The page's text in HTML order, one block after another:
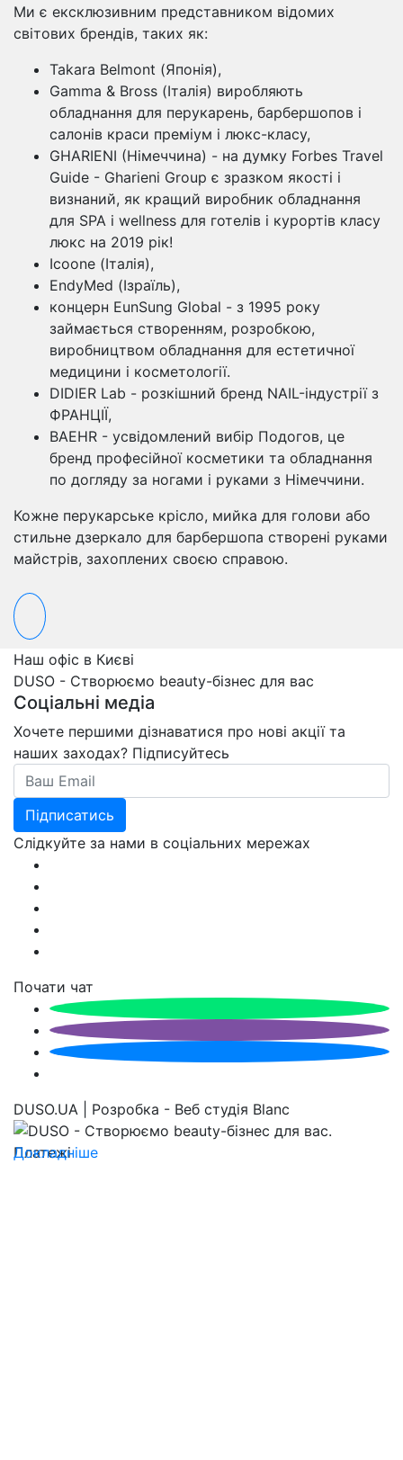
Докладніше
Ми є ексклюзивним представником відомих
світових брендів, таких як:
Takara Belmont (Японія),
Gamma & Bross (Італія) виробляють
обладнання для перукарень, барбершопов і
салонів краси преміум і люкс-класу,
GHARIENI (Німеччина) - на думку Forbes Travel
Guide - Gharieni Group є зразком якості і
визнаний, як кращий виробник обладнання
для SPA і wellness для готелів і курортів класу
люкс на 2019 рік!
Icoone (Італія),
EndyMed (Ізраїль),
концерн EunSung Global - з 1995 року
займається створенням, розробкою,
виробництвом обладнання для естетичної
медицини і косметології.
DIDIER Lab - розкішний бренд NAIL-індустрії з
ФРАНЦІЇ,
BAEHR - усвідомлений вибір Подогов, це
бренд професійної косметики та обладнання
по догляду за ногами і руками з Німеччини.
Кожне перукарське крісло, мийка для голови або
стильне дзеркало для барбершопа створені руками
майстрів, захоплених своєю справою.
Наш офіс в Києві
DUSO - Створюємо beauty-бізнес для вас
Соціальні медіа
Хочете першими дізнаватися про нові акції та
наших заходах? Підписуйтесь
Email
Підписатись
Слідкуйте за нами в соціальних мережах
Почати чат
DUSO.UA | Розробка - Веб студія Blanc